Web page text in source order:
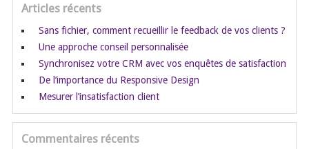
Articles récents
Sans fichier, comment recueillir le feedback de vos clients ?
Une approche conseil personnalisée
Synchronisez votre CRM avec vos enquêtes de satisfaction
De l’importance du Responsive Design
Mesurer l’insatisfaction client
Commentaires récents